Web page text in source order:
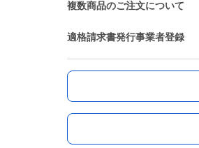
複数商品のご注文について
適格請求書発行事業者登録